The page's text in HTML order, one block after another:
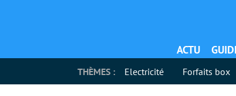
ACTU
THÈMES : Electricité Forfaits box